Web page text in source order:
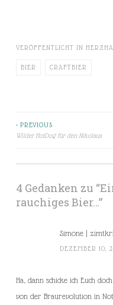
VERÖFFENTLICHT IN
BIER CRAFTBIER
< PREVIOUS
Wilder HotDog für den Nikolaus
4 Gedanken zu “
rauchiges Bier…”
Simone |
DEZEMBER 10,
Ha, dann schicke ich Euch
von der Braurevolution in